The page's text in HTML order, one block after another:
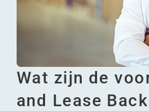
Wat zijn de
and Lease